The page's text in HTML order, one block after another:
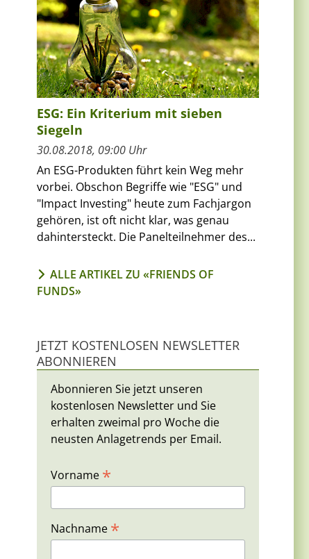
ESG: Ein Kriterium mit sieben
Siegeln
30.08.2018, 09:00 Uhr
An ESG-Produkten führt kein Weg mehr
vorbei. Obschon Begriffe wie "ESG" und
"Impact Investing" heute zum Fachjargon
gehören, ist oft nicht klar, was genau
dahintersteckt. Die Panelteilnehmer des...
ALLE ARTIKEL ZU «FRIENDS OF
FUNDS»
JETZT KOSTENLOSEN NEWSLETTER
ABONNIEREN
Abonnieren Sie jetzt unseren
kostenlosen Newsletter und Sie
erhalten zweimal pro Woche die
neusten Anlagetrends per Email.
Vorname *
Nachname *